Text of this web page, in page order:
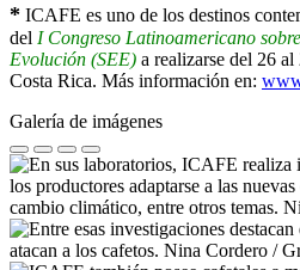
* ICAFE es uno de los destinos
del I Congreso Latinoamericano
Evolución (SEE) a realizarse del 26
Costa Rica. Más información en:
Galería de imágenes